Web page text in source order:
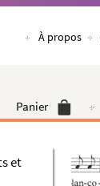
À propos
Panier
et